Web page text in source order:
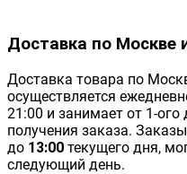
Доставка по Москве
Доставка товара по
осуществляется
21:00 и занимает от 1-
получения заказа.
до 13:00 текущего дня,
следующий день.